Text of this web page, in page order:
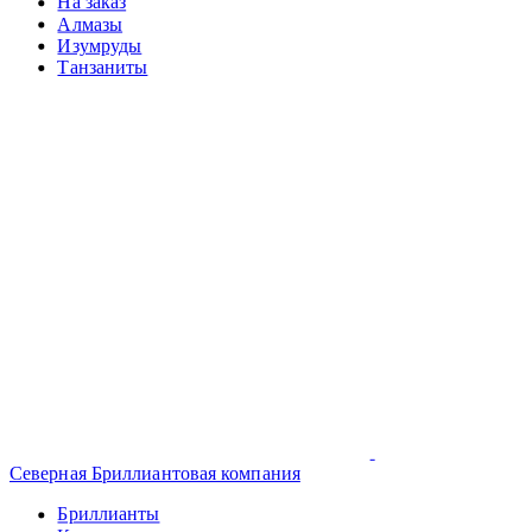
Алмазы
Изумруды
Танзаниты
Северная Бриллиантовая компания
Бриллианты